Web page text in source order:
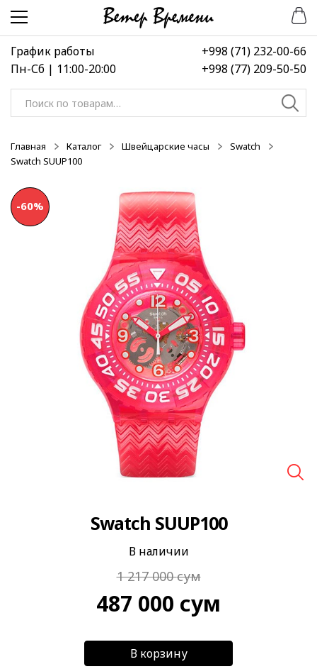
Перейти
навигации
Перейти
содержимому
График работы
Пн-Сб | 11:00-20:00
+998 (71) 232-00-66
+998 (77) 209-50-50
Искать:
Главная Каталог Швейцарские часы
Swatch
Swatch SUUP100
-60%
Swatch SUUP100
В наличии
1 217 000сум
487 000 сум
В корзину
-40%
-40%
-40%